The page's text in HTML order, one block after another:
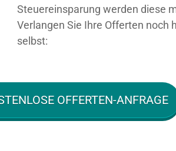
Steuereinsparung werden diese
Verlangen Sie Ihre Offerten noch
selbst:
OFFERTEN-ANFRAGE